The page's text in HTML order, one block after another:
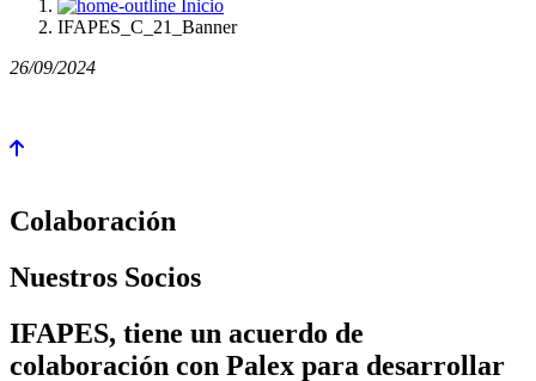
Inicio
IFAPES_C_21_Banner
26/09/2024
Colaboración
Nuestros Socios
IFAPES, tiene un acuerdo de
colaboración con Palex para desarrollar